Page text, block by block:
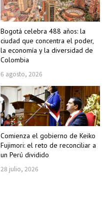
Bogotá celebra 488 años: la
ciudad que concentra el poder,
la economía y la diversidad de
Colombia
6 agosto, 2026
Comienza el gobierno de Keiko
Fujimori: el reto de reconciliar a
un Perú dividido
28 julio, 2026